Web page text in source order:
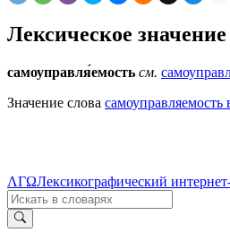
Лексическое значение
самоуправля́емость см.
Значение слова
ΛΓΩЛексикографический